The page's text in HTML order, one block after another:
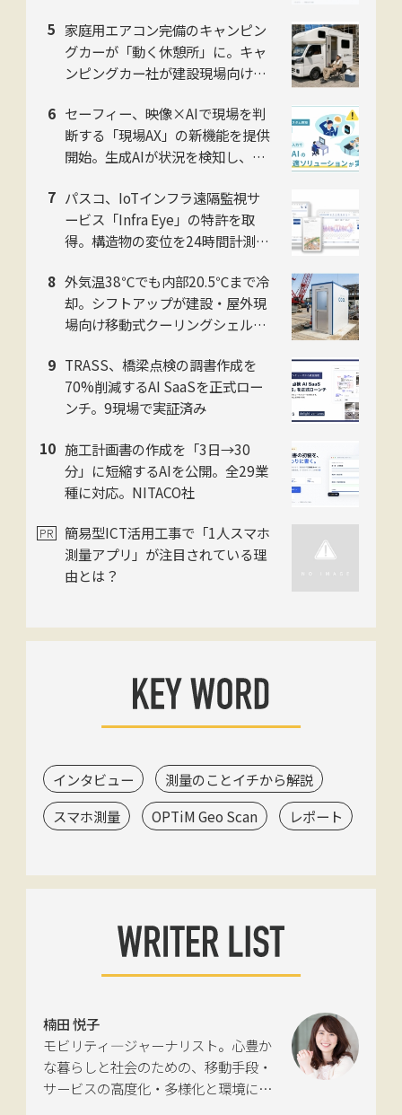
家庭用エアコン完備のキャンピン
グカーが「動く休憩所」に。キャ
ンピングカー社が建設現場向け法
セーフィー、映像×AIで現場を判
断する「現場AX」の新機能を提供
開始。生成AIが状況を検知し、過
パスコ、IoTインフラ遠隔監視サ
ービス「Infra Eye」の特許を取
得。構造物の変位を24時間計測
消
外気温38℃でも内部20.5℃まで冷
却。シフトアップが建設・屋外現
場向け移動式クーリングシェルタ
ルを提供開始
TRASS、橋梁点検の調書作成を
70%削減するAI SaaSを正式ロー
ンチ。9現場で実証済み
施工計画書の作成を「3日→30
分」に短縮するAIを公開。全29業
種に対応。NITACO社
簡易型ICT活用工事で「1人スマホ
測量アプリ」が注目されている理
由とは？
インタビュー
測量のことイチから解説
スマホ測量
OPTiM Geo Scan レポート
楠田 悦子
モビリティ―ジャーナリスト。心豊か
な暮らしと社会のための、移動手段・
サービスの高度化・多様化と環境につ